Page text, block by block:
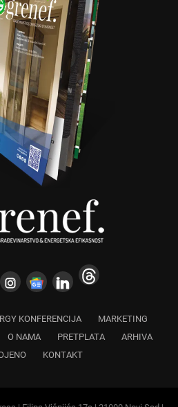
KONFERENCIJA
MARKETING
O NAMA PRETPLATA
ARHIVA
KONTAKT